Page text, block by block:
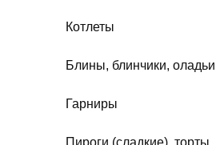
Котлеты
Блины, блинчики, оладьи
Гарниры
Пироги (сладкие), торты